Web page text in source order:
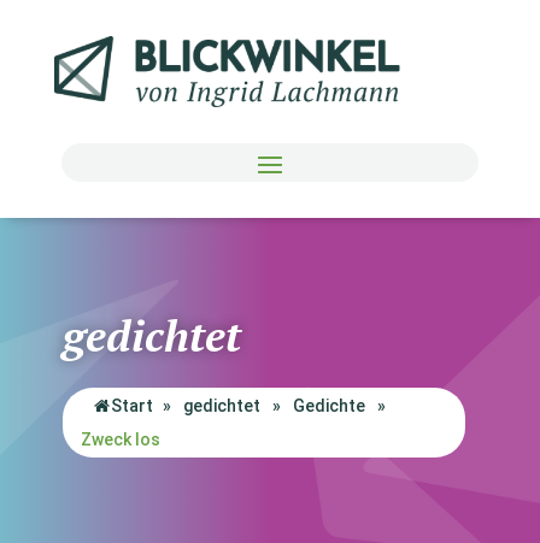
gedichtet
Start » gedichtet » Gedichte
»
Zweck los